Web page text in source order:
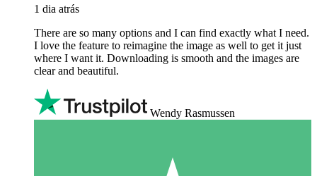
1 dia atrás
There are so many options and I can find exactly what I need.
I love the feature to reimagine the image as well to get it just
where I want it. Downloading is smooth and the images are
clear and beautiful.
Wendy Rasmussen